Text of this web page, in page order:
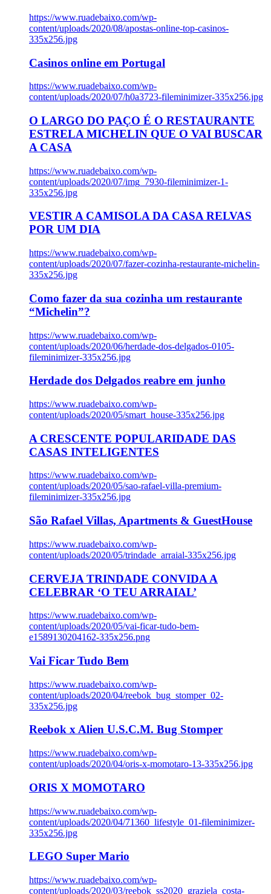
https://www.ruadebaixo.com/wp-
content/uploads/2020/08/apostas-online-top-casinos-
335x256.jpg
Casinos online em Portugal
https://www.ruadebaixo.com/wp-
content/uploads/2020/07/h0a3723-fileminimizer-335x256.jpg
O LARGO DO PAÇO É O RESTAURANTE
ESTRELA MICHELIN QUE O VAI BUSCAR
A CASA
https://www.ruadebaixo.com/wp-
content/uploads/2020/07/img_7930-fileminimizer-1-
335x256.jpg
VESTIR A CAMISOLA DA CASA RELVAS
POR UM DIA
https://www.ruadebaixo.com/wp-
content/uploads/2020/07/fazer-cozinha-restaurante-michelin-
335x256.jpg
Como fazer da sua cozinha um restaurante
“Michelin”?
https://www.ruadebaixo.com/wp-
content/uploads/2020/06/herdade-dos-delgados-0105-
fileminimizer-335x256.jpg
Herdade dos Delgados reabre em junho
https://www.ruadebaixo.com/wp-
content/uploads/2020/05/smart_house-335x256.jpg
A CRESCENTE POPULARIDADE DAS
CASAS INTELIGENTES
https://www.ruadebaixo.com/wp-
content/uploads/2020/05/sao-rafael-villa-premium-
fileminimizer-335x256.jpg
São Rafael Villas, Apartments & GuestHouse
https://www.ruadebaixo.com/wp-
content/uploads/2020/05/trindade_arraial-335x256.jpg
CERVEJA TRINDADE CONVIDA A
CELEBRAR ‘O TEU ARRAIAL’
https://www.ruadebaixo.com/wp-
content/uploads/2020/05/vai-ficar-tudo-bem-
e1589130204162-335x256.png
Vai Ficar Tudo Bem
https://www.ruadebaixo.com/wp-
content/uploads/2020/04/reebok_bug_stomper_02-
335x256.jpg
Reebok x Alien U.S.C.M. Bug Stomper
https://www.ruadebaixo.com/wp-
content/uploads/2020/04/oris-x-momotaro-13-335x256.jpg
ORIS X MOMOTARO
https://www.ruadebaixo.com/wp-
content/uploads/2020/04/71360_lifestyle_01-fileminimizer-
335x256.jpg
LEGO Super Mario
https://www.ruadebaixo.com/wp-
content/uploads/2020/03/reebok_ss2020_graziela_costa-